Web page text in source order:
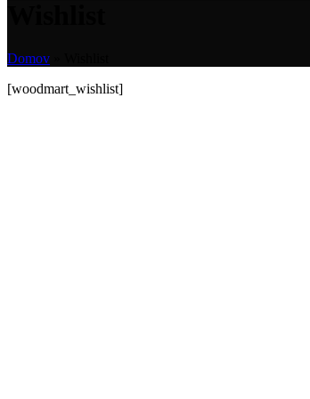
Domov
[woodmart_wishlist]